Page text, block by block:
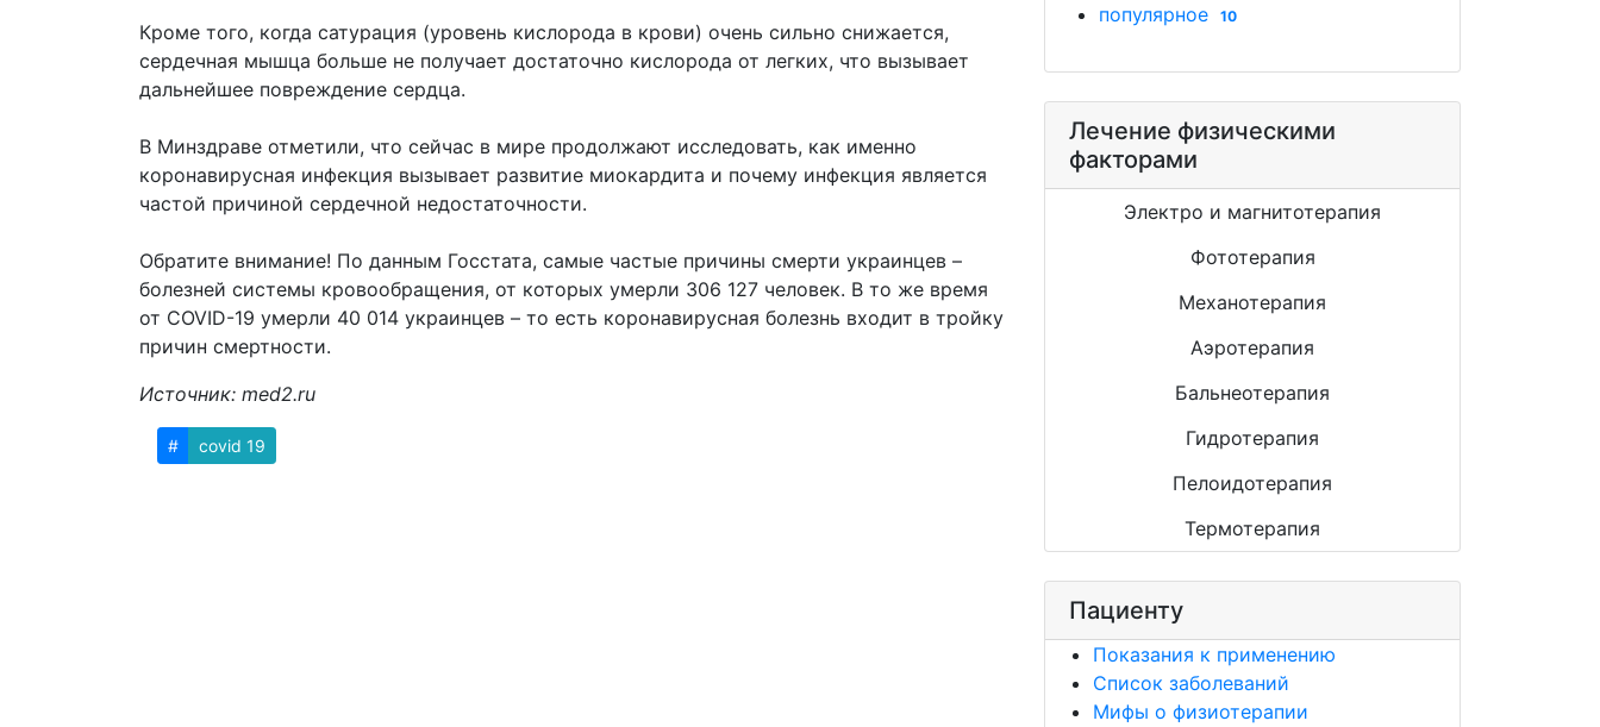
Кроме того, когда сатурация (уровень кислорода в крови) очень сильно снижается,
сердечная мышца больше не получает достаточно кислорода от легких, что вызывает
дальнейшее повреждение сердца.
В Минздраве отметили, что сейчас в мире продолжают исследовать, как именно
коронавирусная инфекция вызывает развитие миокардита и почему инфекция является
частой причиной сердечной недостаточности.
Обратите внимание! По данным Госстата, самые частые причины смерти украинцев –
болезней системы кровообращения, от которых умерли 306 127 человек. В то же время
от COVID-19 умерли 40 014 украинцев – то есть коронавирусная болезнь входит в тройку
причин смертности.
Источник: med2.ru
# covid 19
популярное 10
Лечение физическими
факторами
Электро и магнитотерапия
Фототерапия
Механотерапия
Аэротерапия
Бальнеотерапия
Гидротерапия
Пелоидотерапия
Термотерапия
Пациенту
Показания к применению
Список заболеваний
Мифы о физиотерапии